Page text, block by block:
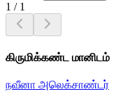
1 / 1
கிருமிக்கண்ட மானிடம்
நவீனா அலெக்சாண்டர்